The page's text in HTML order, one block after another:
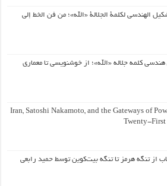
الهندسي لكلمة الجلالة «الله»؛ من فن الخط إلى
هندسی کلمه جلاله «الله»؛ از خوشنویسی تا معماری
Iran, Satoshi Nakamoto, and the Gateways of
Twenty-First
از تنگه هرمز تا تنگه بیت‌کوین توسط حمید رابعی